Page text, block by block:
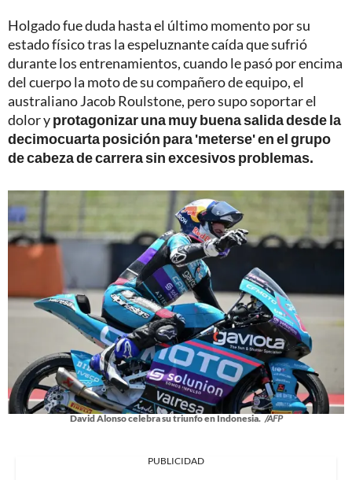
Holgado fue duda hasta el último momento por su
estado físico tras la espeluznante caída que sufrió
durante los entrenamientos, cuando le pasó por encima
del cuerpo la moto de su compañero de equipo, el
australiano Jacob Roulstone, pero supo soportar el
dolor yprotagonizar una muy buena salida desde la
decimocuarta posición para 'meterse' en el grupo
de cabeza de carrera sin excesivos problemas.
David Alonso celebra su triunfo en Indonesia. /AFP
PUBLICIDAD